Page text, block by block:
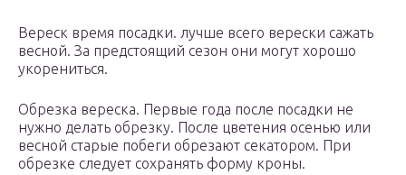
Вереск время посадки. лучше всего верески сажать
весной. За предстоящий сезон они могут хорошо
укорениться.
Обрезка вереска. Первые года после посадки не
нужно делать обрезку. После цветения осенью или
весной старые побеги обрезают секатором. При
обрезке следует сохранять форму кроны.